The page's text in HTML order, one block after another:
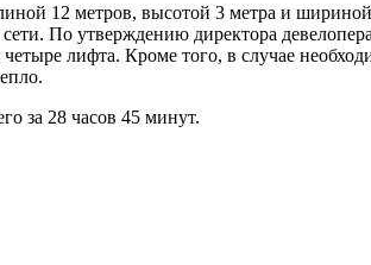
12 метров, высотой 3 метра и
По утверждению директора
лифта. Кроме того, в случае
за 28 часов 45 минут.